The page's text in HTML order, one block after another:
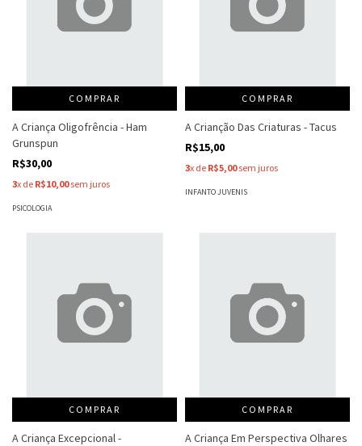
COMPRAR
A Criança Oligofrência - Ham
Grunspun
R$30,00
3x de R$10,00sem juros
PSICOLOGIA
COMPRAR
A Crianção Das Criaturas - Tacus
R$15,00
3x de R$5,00sem juros
INFANTO JUVENIS
COMPRAR
A Criança Excepcional -
COMPRAR
A Criança Em Perspectiva Olhares